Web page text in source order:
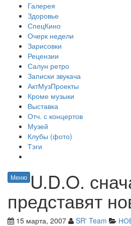
Галерея
Здоровье
СпецКино
Очерк недели
Зарисовки
Рецензии
Салун ретро
Записки звукача
АктМузПроекты
Кроме музыки
Выставка
Отч. с концертов
Музей
Клубы (фото)
Тэги
Меню U.D.O.
представят
15 марта, 2007 SR' Team